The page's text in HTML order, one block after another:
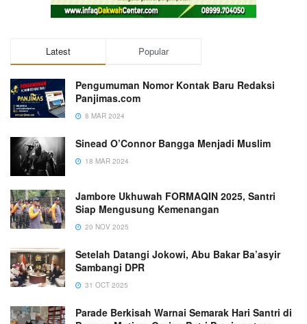
Latest Popular
Pengumuman Nomor Kontak Baru Redaksi
Panjimas.com
8 MAR 2024
Sinead O’Connor Bangga Menjadi Muslim
18 MAR 2024
Jambore Ukhuwah FORMAQIN 2025, Santri
Siap Mengusung Kemenangan
20 NOV 2025
Setelah Datangi Jokowi, Abu Bakar Ba’asyir
Sambangi DPR
31 OCT 2025
Parade Berkisah Warnai Semarak Hari Santri di